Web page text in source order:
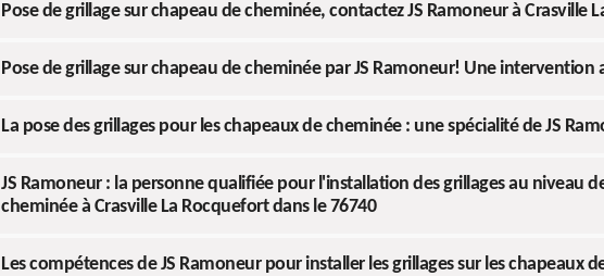
Pose de grillage sur chapeau de cheminée, contactez JS Ramoneur à Crasville
Pose de grillage sur chapeau de cheminée par JS Ramoneur! Une intervention
La pose des grillages pour les chapeaux de cheminée : une spécialité de JS
JS Ramoneur : la personne qualifiée pour l'installation des grillages au niveau
cheminée à Crasville La Rocquefort dans le 76740
Les compétences de JS Ramoneur pour installer les grillages sur les chapeaux